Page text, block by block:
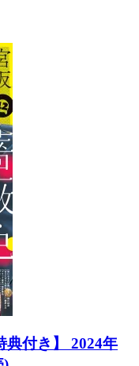
典付き】 2024年